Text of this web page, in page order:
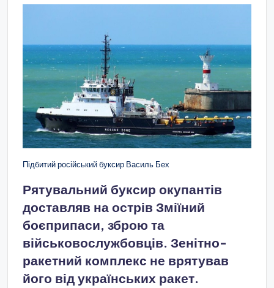
Підбитий російський буксир Василь Бех
Рятувальний буксир окупантів
доставляв на острів Зміїний
боєприпаси, зброю та
військовослужбовців. Зенітно-
ракетний комплекс не врятував
його від українських ракет.